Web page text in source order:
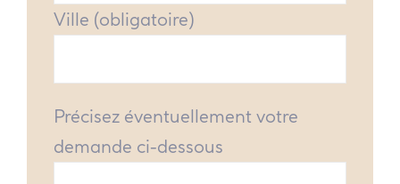
Ville (obligatoire)
Précisez éventuellement votre
demande ci-dessous